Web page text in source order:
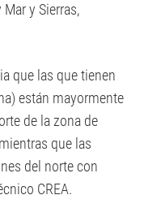
y Sierras,
que las que tienen
están mayormente
de la zona de
que las
del norte con
CREA.